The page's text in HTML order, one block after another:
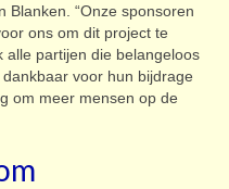
Blanken. “Onze sponsoren
ons om dit project te
alle partijen die belangeloos
voor hun bijdrage
om meer mensen op de